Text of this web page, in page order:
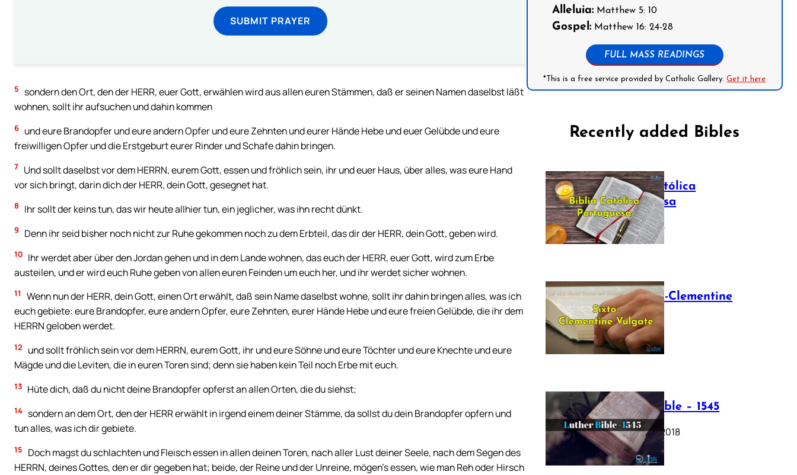
SUBMIT PRAYER
5
sondern den Ort, den der HERR, euer Gott, erwählen wird aus allen euren Stämmen, daß er seinen Namen daselbst läßt
wohnen, sollt ihr aufsuchen und dahin kommen
6 und eure Brandopfer und eure andern Opfer und eure Zehnten und eurer Hände Hebe und euer Gelübde und eure
freiwilligen Opfer und die Erstgeburt eurer Rinder und Schafe dahin bringen.
7 Und sollt daselbst vor dem HERRN, eurem Gott, essen und fröhlich sein, ihr und euer Haus, über alles, was eure Hand
vor sich bringt, darin dich der HERR, dein Gott, gesegnet hat.
8 Ihr sollt der keins tun, das wir heute allhier tun, ein jeglicher, was ihn recht dünkt.
9 Denn ihr seid bisher noch nicht zur Ruhe gekommen noch zu dem Erbteil, das dir der HERR, dein Gott, geben wird.
10 Ihr werdet aber über den Jordan gehen und in dem Lande wohnen, das euch der HERR, euer Gott, wird zum Erbe
austeilen, und er wird euch Ruhe geben von allen euren Feinden um euch her, und ihr werdet sicher wohnen.
11
Wenn nun der HERR, dein Gott, einen Ort erwählt, daß sein Name daselbst wohne, sollt ihr dahin bringen alles, was ich
euch gebiete: eure Brandopfer, eure andern Opfer, eure Zehnten, eurer Hände Hebe und eure freien Gelübde, die ihr dem
HERRN geloben werdet.
12
und sollt fröhlich sein vor dem HERRN, eurem Gott, ihr und eure Söhne und eure Töchter und eure Knechte und eure
Mägde und die Leviten, die in euren Toren sind; denn sie haben kein Teil noch Erbe mit euch.
13 Hüte dich, daß du nicht deine Brandopfer opferst an allen Orten, die du siehst;
14 sondern an dem Ort, den der HERR erwählt in irgend einem deiner Stämme, da sollst du dein Brandopfer opfern und
tun alles, was ich dir gebiete.
15
Doch magst du schlachten und Fleisch essen in allen deinen Toren, nach aller Lust deiner Seele, nach dem Segen des
HERRN, deines Gottes, den er dir gegeben hat; beide, der Reine und der Unreine, mögen’s essen, wie man Reh oder Hirsch
Alleluia:Matthew 5: 10
Gospel:Matthew 16: 24-28
FULL MASS READINGS
*This is a free service provided by Catholic Gallery.Get it here
Recently added Bibles
Bíblia Católica
Portuguesa
July 16, 2025
The Sixto-Clementine
Vulgate
July 12, 2025
Luther Bible – 1545
October 17, 2018